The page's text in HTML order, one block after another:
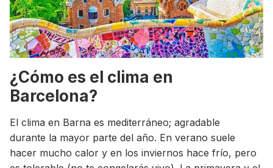
¿Cómo es el clima en
Barcelona?
El clima en Barna es mediterráneo; agradable
durante la mayor parte del año. En verano suele
hacer mucho calor y en los inviernos hace frío, pero